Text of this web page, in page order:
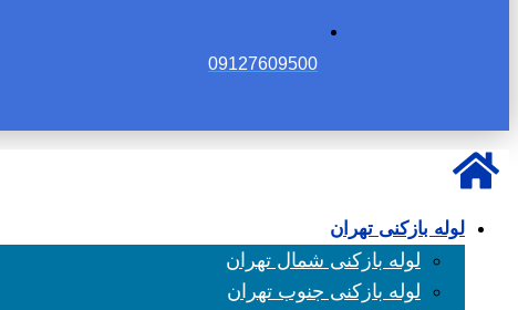
09127609500
لوله بازکنی تهران
لوله بازکنی شمال تهران
لوله بازکنی جنوب تهران